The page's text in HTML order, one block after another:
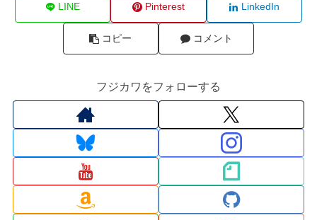
LINE Pinterest LinkedIn
コピー コメント
フジカワをフォローする